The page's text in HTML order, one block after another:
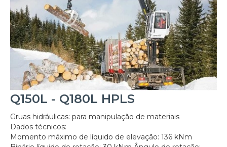
Q150L - Q180L HPLS
Gruas hidráulicas: para manipulação de materiais
Dados técnicos:
Momento máximo de líquido de elevação: 136 kNm